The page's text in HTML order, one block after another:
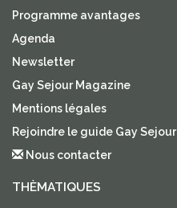
Programme avantages
Agenda
Newsletter
Gay Sejour Magazine
Mentions légales
Rejoindre le guide Gay Sejour
Nous contacter
THÈMATIQUES